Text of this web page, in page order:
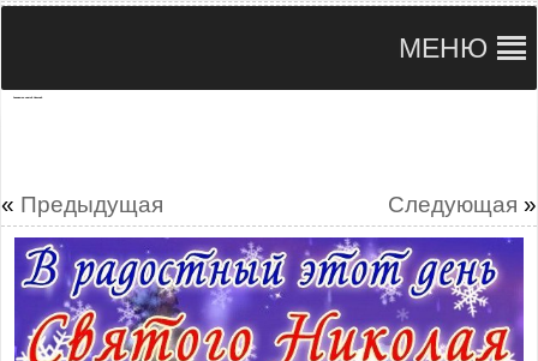
МЕНЮ
« Предыдущая Следующая »